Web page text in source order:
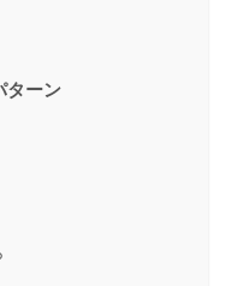
ターン